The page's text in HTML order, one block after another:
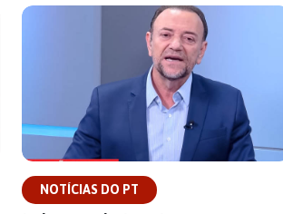
NOTÍCIAS DO PT